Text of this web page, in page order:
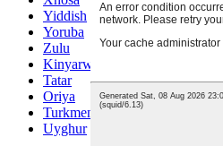
Yiddish
Yoruba
Zulu
Kinyarwanda
Tatar
Oriya
Turkmen
Uyghur